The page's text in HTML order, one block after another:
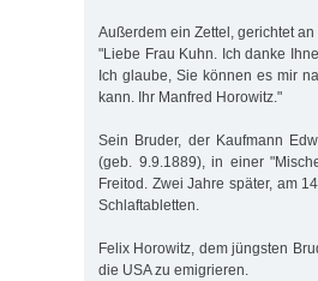
Außerdem ein Zettel, gerichtet
"Liebe Frau Kuhn. Ich danke
Ich glaube, Sie können es mir
kann. Ihr Manfred Horowitz."
Sein Bruder, der Kaufmann
(geb. 9.9.1889), in einer
Freitod. Zwei Jahre später, am
Schlaftabletten.
Felix Horowitz, dem jüngsten
die USA zu emigrieren.